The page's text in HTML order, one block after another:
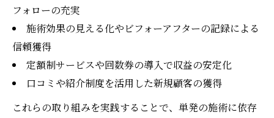
美容鍼のキャリアが人生設計に役立つ背景
フォローの充実
施術効果の見える化やビフォーアフターの記録による
信頼獲得
定額制サービスや回数券の導入で収益の安定化
口コミや紹介制度を活用した新規顧客の獲得
これらの取り組みを実践することで、単発の施術に依存